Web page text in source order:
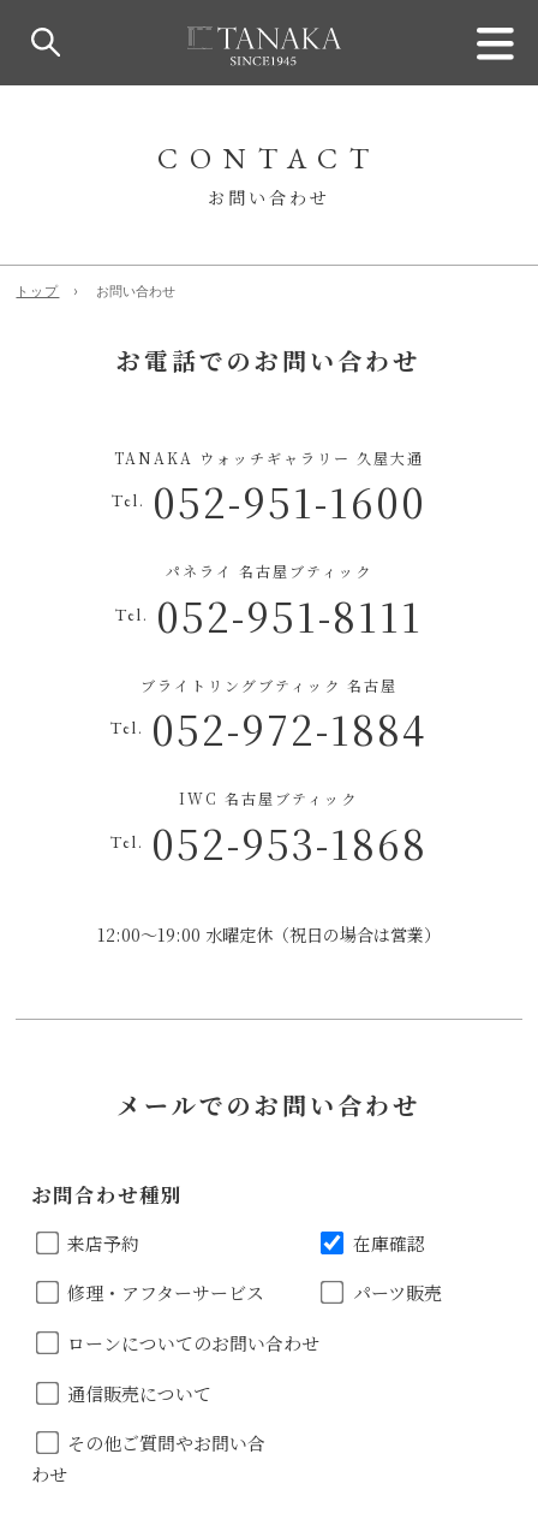
CONTACT
お問い合わせ
トップ お問い合わせ
お電話でのお問い合わせ
TANAKA ウォッチギャラリー 久屋大通
Tel. 052-951-1600
パネライ 名古屋ブティック
Tel. 052-951-8111
ブライトリングブティック 名古屋
Tel. 052-972-1884
IWC 名古屋ブティック
Tel. 052-953-1868
12:00～19:00 水曜定休（祝日の場合は営業）
メールでのお問い合わせ
お問合わせ種別
来店予約
在庫確認
修理・アフターサービス
パーツ販売
ローンについてのお問い合わせ
通信販売について
その他ご質問やお問い合
わせ